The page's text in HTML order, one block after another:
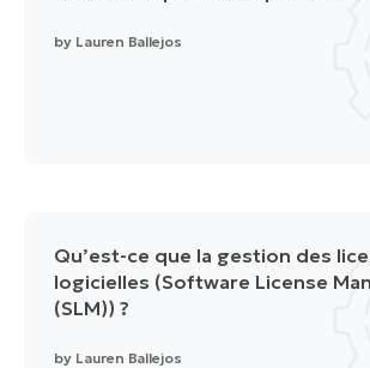
by Lauren Ballejos
Qu’est-ce que la gestion des
logicielles (Software License
(SLM)) ?
by Lauren Ballejos